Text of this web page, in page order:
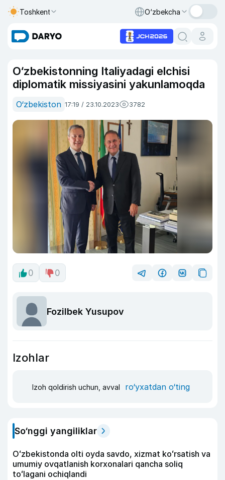
Toshkent O‘zbekcha
O‘zbekistonning Italiyadagi elchisi
diplomatik missiyasini yakunlamoqda
O‘zbekiston 17:19 / 23.10.2023 3782
0 0
Fozilbek Yusupov
Izohlar
Izoh qoldirish uchun, avval ro‘yxatdan o‘ting
So‘nggi yangiliklar
Oʻzbekistonda olti oyda savdo, xizmat koʻrsatish va
umumiy ovqatlanish korxonalari qancha soliq
toʻlagani ochiqlandi